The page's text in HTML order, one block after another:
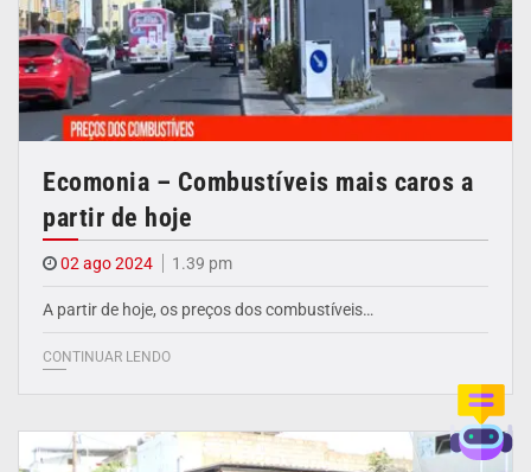
Ecomonia – Combustíveis mais caros a
partir de hoje
02 ago 2024 1.39 pm
A partir de hoje, os preços dos combustíveis…
CONTINUAR LENDO